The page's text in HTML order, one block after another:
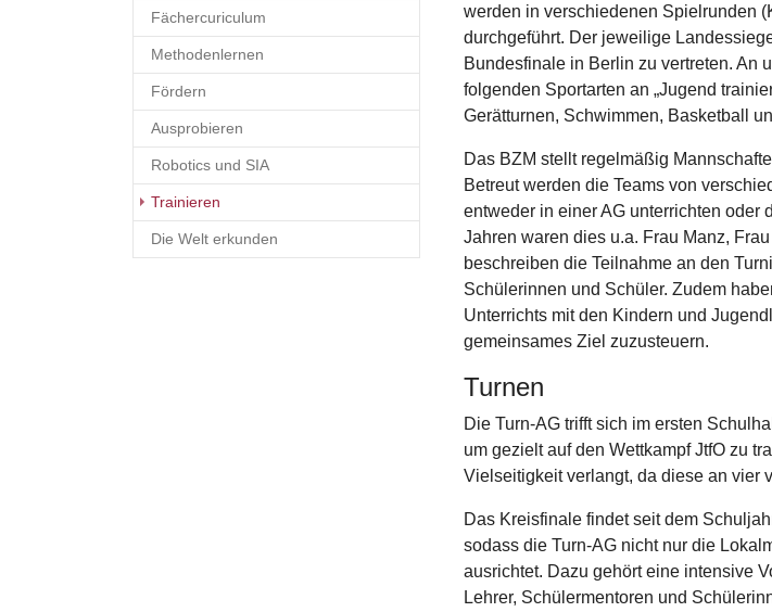
werden in verschiedenen Spielrunden
durchgeführt. Der jeweilige
Bundesfinale in Berlin zu vertreten. An
folgenden Sportarten an „Jugend
Gerätturnen, Schwimmen, Basketball
Das BZM stellt regelmäßig
Betreut werden die Teams von
entweder in einer AG unterrichten oder
Jahren waren dies u.a. Frau Manz,
beschreiben die Teilnahme an den
Schülerinnen und Schüler. Zudem
Unterrichts mit den Kindern und
gemeinsames Ziel zuzusteuern.
Turnen
Die Turn-AG trifft sich im ersten
um gezielt auf den Wettkampf JtfO zu
Vielseitigkeit verlangt, da diese an vier
Das Kreisfinale findet seit dem
sodass die Turn-AG nicht nur die
ausrichtet. Dazu gehört eine intensive
Lehrer, Schülermentoren und
Fächercuriculum
Methodenlernen
Fördern
Ausprobieren
Robotics und SIA
Trainieren
Die Welt erkunden